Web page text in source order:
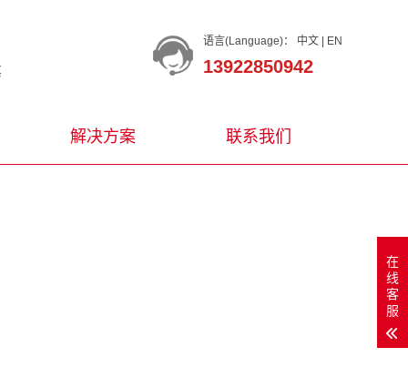
语言(Language)： 中文 EN
13922850942
解决方案 联系我们
在
线
客
服